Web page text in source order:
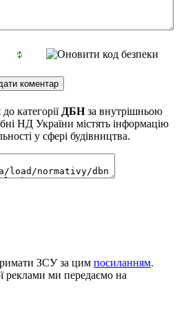
категорії ДБНза внутрішньою
НД України містять інформацію
у сфері будівництва.
ЗСУ за цим посиланням.
реклами ми передаємо на